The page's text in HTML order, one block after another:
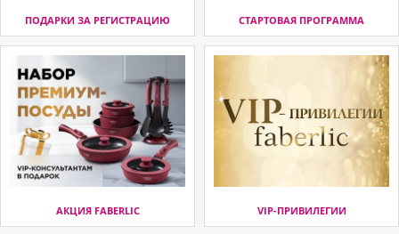
ПОДАРКИ ЗА РЕГИСТРАЦИЮ СТАРТОВАЯ ПРОГРАММА
АКЦИЯ FABERLIC VIP-ПРИВИЛЕГИИ